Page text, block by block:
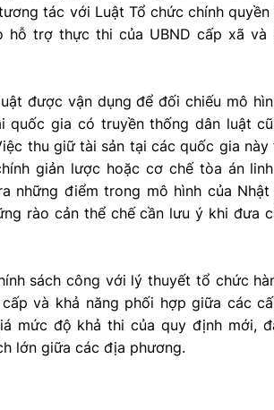
tác với Luật Tổ chức chính
trợ thực thi của UBND cấp xã và
được vận dụng để đối chiếu mô
quốc gia có truyền thống dân luật
thu giữ tài sản tại các quốc gia
giản lược hoặc cơ chế tòa án
những điểm trong mô hình của
rào cản thể chế cần lưu ý khi đưa
sách công với lý thuyết tổ chức
và khả năng phối hợp giữa các
mức độ khả thi của quy định mới,
lớn giữa các địa phương.